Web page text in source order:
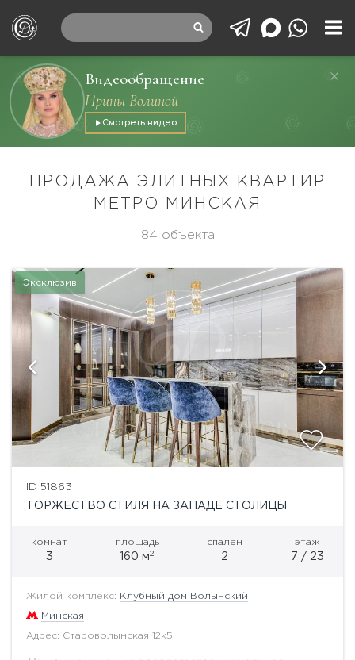
Видеообращение
Ирины Волиной
Смотреть видео
ПРОДАЖА ЭЛИТНЫХ КВАРТИР
МЕТРО МИНСКАЯ
84 объекта
Эксклюзив
ID 51863
ТОРЖЕСТВО СТИЛЯ НА ЗАПАДЕ СТОЛИЦЫ
комнат
3
площадь
160 м2
спален
2
этаж
7 / 23
Жилой комплекс: Клубный дом Волынский
Минская
Адрес: Староволынская 12к5